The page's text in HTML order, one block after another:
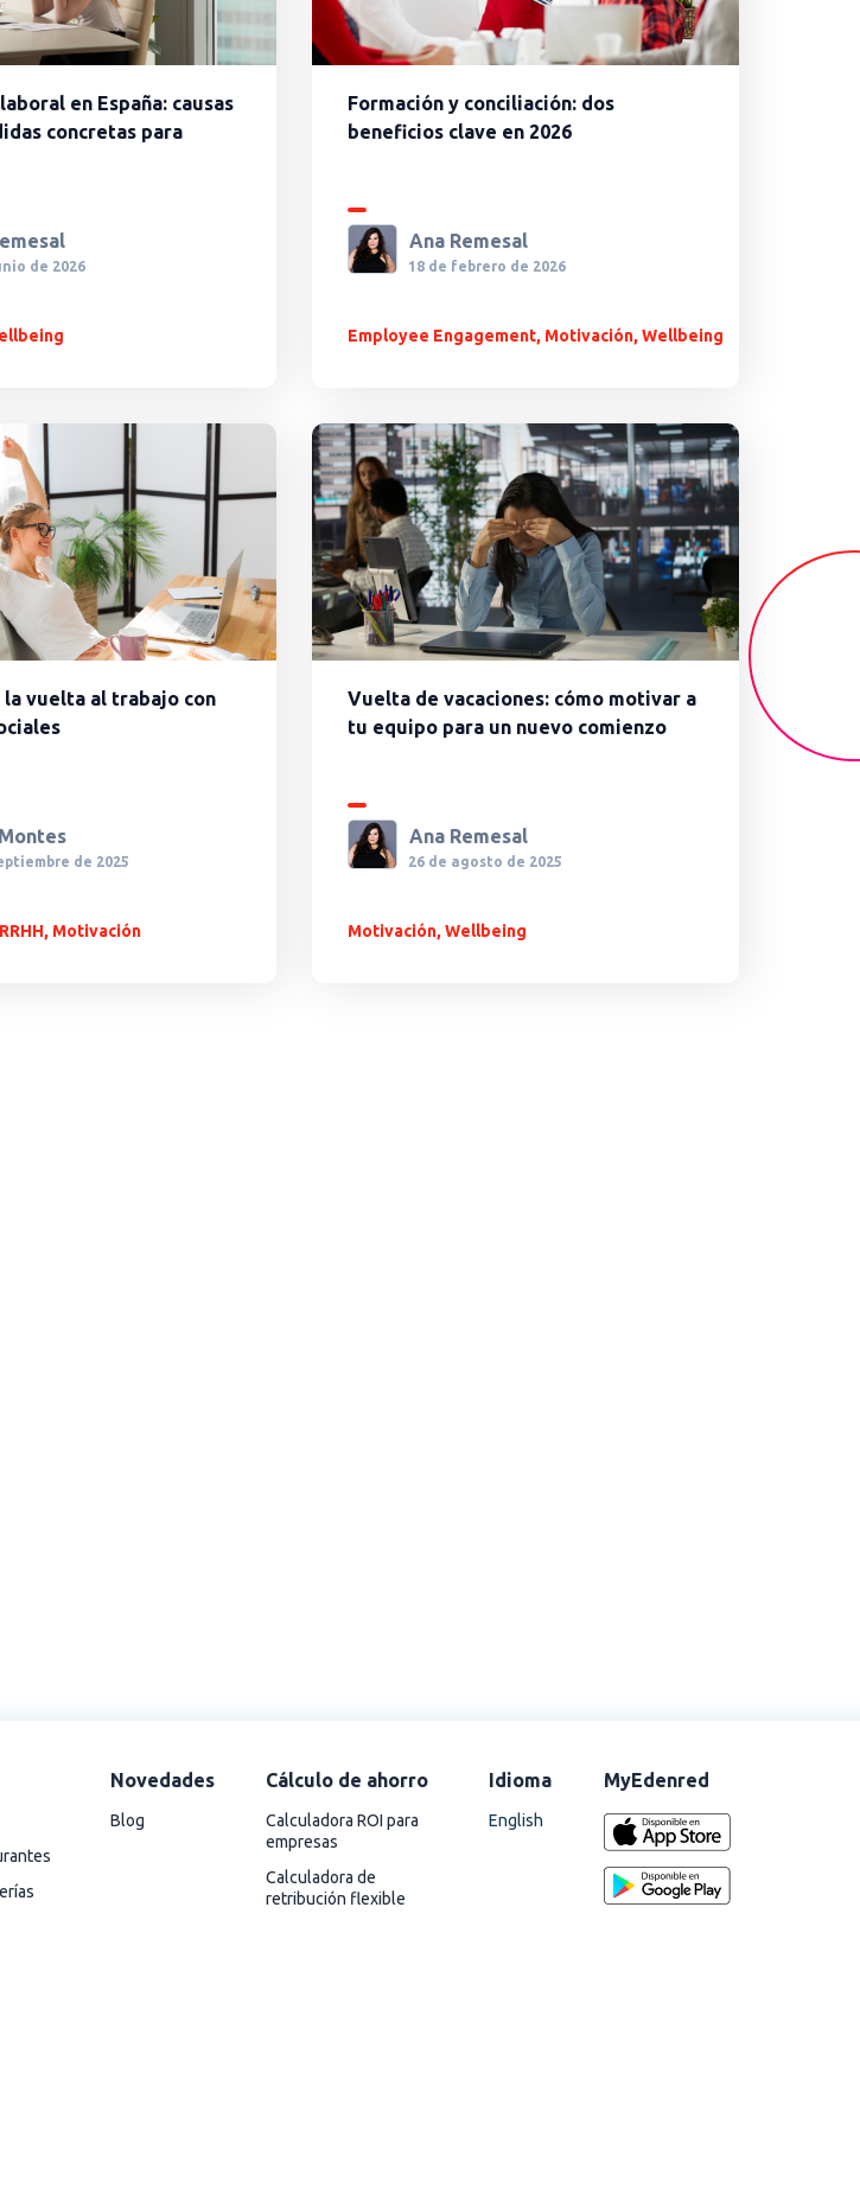
en España: causas
concretas para
de 2026
Formación y conciliación: dos
beneficios clave en 2026
Ana Remesal
18 de febrero de 2026
Employee Engagement, Motivación,Wellbeing
la vuelta al trabajo con
de 2025
, Motivación
Vuelta de vacaciones: cómo motivar a
tu equipo para un nuevo comienzo
Ana Remesal
26 de agosto de 2025
Motivación,Wellbeing
Novedades
Blog
Cálculo de ahorro
Calculadora ROI para
empresas
Calculadora de
retribución flexible
Idioma
English
MyEdenred